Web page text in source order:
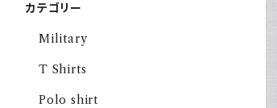
カテゴリー
Military
T Shirts
Polo shirt